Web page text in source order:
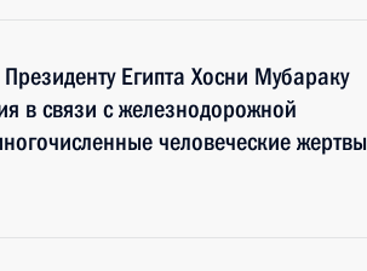
Египта Хосни Мубараку
в связи с железнодорожной
человеческие жертвы